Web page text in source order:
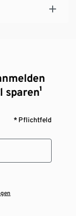
* Pflichtfeld